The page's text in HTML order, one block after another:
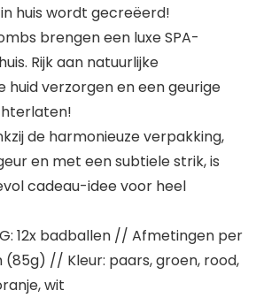
huis wordt gecreëerd!
brengen een luxe SPA-
Rijk aan natuurlijke
huid verzorgen en een geurige
de harmonieuze verpakking,
en met een subtiele strik, is
cadeau-idee voor heel
12x badballen // Afmetingen per
// Kleur: paars, groen, rood,
wit